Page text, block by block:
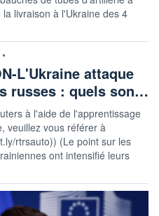
livraison à l'Ukraine des 4
•
L'Ukraine attaque
russes : quels son…
à l'aide de l'apprentissage
veuillez vous référer à
rtrsauto)) (Le point sur les
ont intensifié leurs